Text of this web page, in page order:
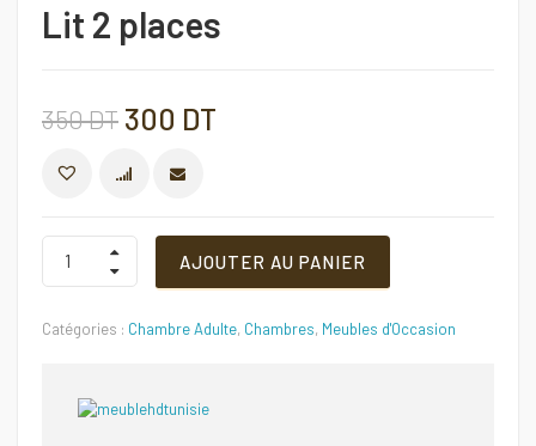
Lit 2 places
350DT Le
prix
initial
était :
300 DT
actuel
est :
COMPARER
Lit
places
AJOUTER AU PANIER
Catégories : Chambre Adulte, Chambres, Meubles d'Occasion